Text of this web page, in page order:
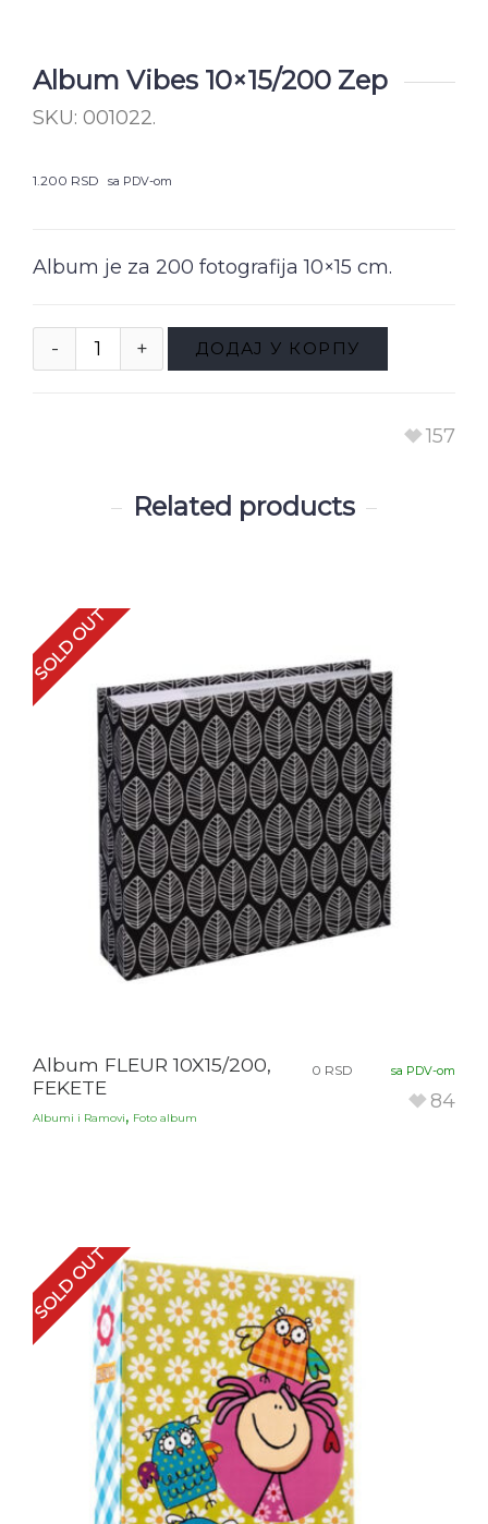
Album Vibes 10×15/200 Zep
SKU: 001022.
1.200 RSD sa PDV-om
Album je za 200 fotografija 10×15 cm.
ДОДАЈ У КОРПУ
157
Related products
SOLD OUT
Album FLEUR 10X15/200,
FEKETE
Albumi i Ramovi, Foto album
0 RSD sa PDV-om
84
SOLD OUT